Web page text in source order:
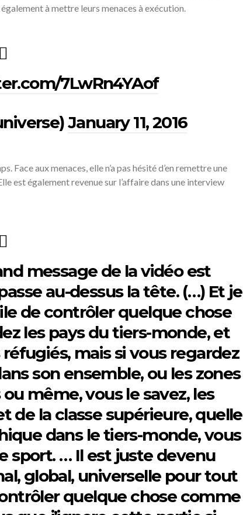
à mettre leurs menaces à exécution.
7LwRn4YAof
January 11, 2016
Face aux menaces, elle n’a pas hésité d’en remettre une
est également revenue sur l’affaire dans une interview
message de la vidéo est
au-dessus la tête. (…) Et je
de contrôler quelque chose
les pays du tiers-monde, et
mais si vous regardez
son ensemble, ou les zones
même, vous le savez, les
de la classe supérieure, quelle
dans le tiers-monde, vous
sport. … Il est juste devenu
global, universelle pour tout
quelque chose comme